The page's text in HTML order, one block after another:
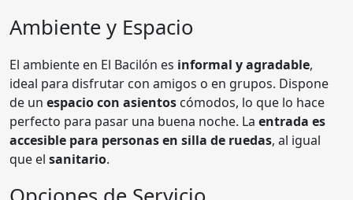
Ambiente y Espacio
El ambiente en El Bacilón es informal y agradable,
ideal para disfrutar con amigos o en grupos. Dispone
de un espacio con asientos cómodos, lo que lo hace
perfecto para pasar una buena noche. La entrada es
accesible para personas en silla de ruedas, al igual
que el sanitario.